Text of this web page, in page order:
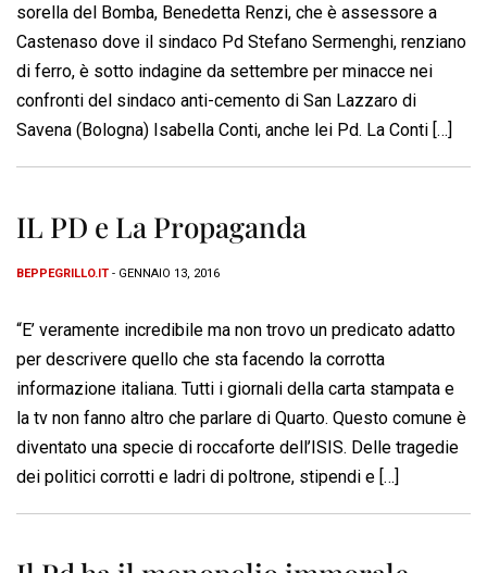
sorella del Bomba, Benedetta Renzi, che è assessore a
Castenaso dove il sindaco Pd Stefano Sermenghi, renziano
di ferro, è sotto indagine da settembre per minacce nei
confronti del sindaco anti-cemento di San Lazzaro di
Savena (Bologna) Isabella Conti, anche lei Pd. La Conti […]
IL PD e La Propaganda
BEPPEGRILLO.IT - GENNAIO 13, 2016
“E’ veramente incredibile ma non trovo un predicato adatto
per descrivere quello che sta facendo la corrotta
informazione italiana. Tutti i giornali della carta stampata e
la tv non fanno altro che parlare di Quarto. Questo comune è
diventato una specie di roccaforte dell’ISIS. Delle tragedie
dei politici corrotti e ladri di poltrone, stipendi e […]